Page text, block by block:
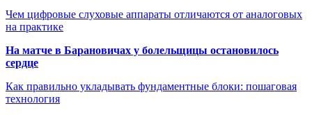
Чем цифровые слуховые аппараты отличаются от аналоговых
на практике
На матче в Барановичах у болельщицы остановилось
сердце
Как правильно укладывать фундаментные блоки: пошаговая
технология